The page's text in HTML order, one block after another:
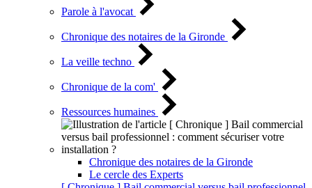
Parole à l'avocat
Chronique des notaires de la Gironde
La veille techno
Chronique de la com'
Ressources humaines
Chronique des notaires de la Gironde
Le cercle des Experts